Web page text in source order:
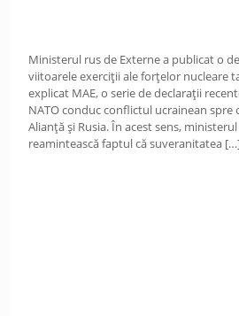
Ministerul rus de Externe a publicat o
viitoarele exerciții ale forțelor nucleare
explicat MAE, o serie de declarații
NATO conduc conflictul ucrainean spre
Alianță și Rusia. În acest sens,
reamintească faptul că suveranitatea